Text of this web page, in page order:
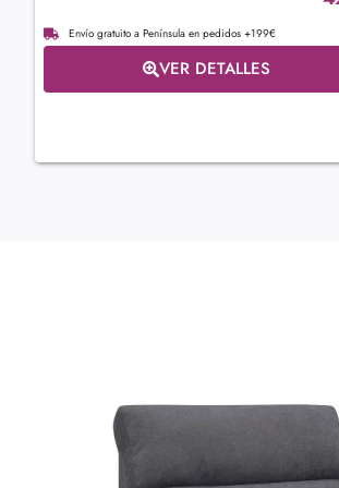
Envío gratuito a Península en pedidos +199€
VER DETALLES